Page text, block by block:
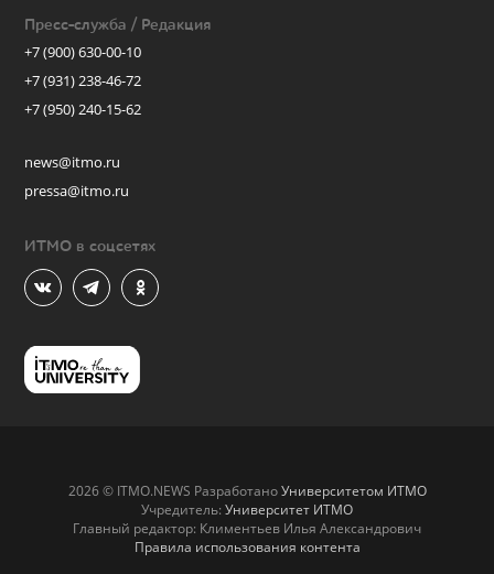
Пресс-служба / Редакция
+7 (900) 630-00-10
+7 (931) 238-46-72
+7 (950) 240-15-62
news@itmo.ru
pressa@itmo.ru
ИТМО в соцсетях
2026 © ITMO.NEWS РазработаноУниверситетом ИТМО
Учредитель: Университет ИТМО
Главный редактор: Климентьев Илья Александрович
Правила использования контента